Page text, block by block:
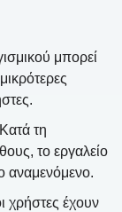
μπορεί
Κατά τη
το εργαλείο
αναμενόμενο.
χρήστες έχουν